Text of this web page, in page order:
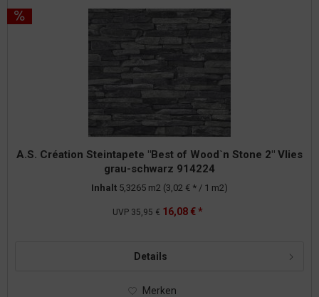
A.S. Création Steintapete "Best of Wood`n Stone 2" Vlies
grau-schwarz 914224
Inhalt 5,3265 m2 (3,02 € * / 1 m2)
UVP 35,95 € 16,08 € *
Details
Merken